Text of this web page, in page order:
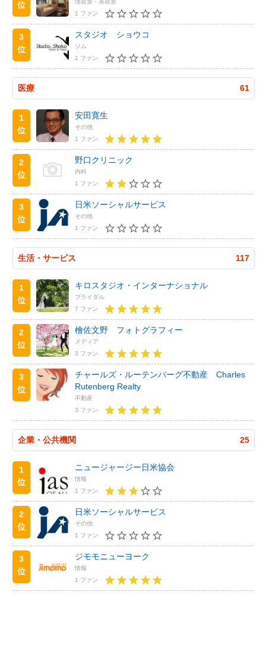
位
1 ファン
3
位
スタジオ ショウコ
ジム
1 ファン
医療 61
1
位
安田寛生
その他
1 ファン
2
位
野口クリニック
内科
1 ファン
3
位
日米ソーシャルサービス
その他
1 ファン
生活・サービス 117
1
位
キロスタジオ・インターナショナル
ブライダル
7 ファン
2
位
檜佐文野 フォトグラフィー
メディア
3 ファン
3
位
チャールズ・ルーテンバーグ不動産 Charles
Rutenberg Realty
不動産
3 ファン
企業・公共機関 25
1
位
ニュージャージー日米協会
情報
1 ファン
2
位
日米ソーシャルサービス
その他
1 ファン
3
位
ジモモニューヨーク
情報
1 ファン